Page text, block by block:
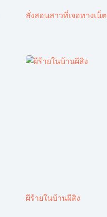
สั่งสอนสาวที่เจอทางเน็ต
ผีร้ายในบ้านผีสิง